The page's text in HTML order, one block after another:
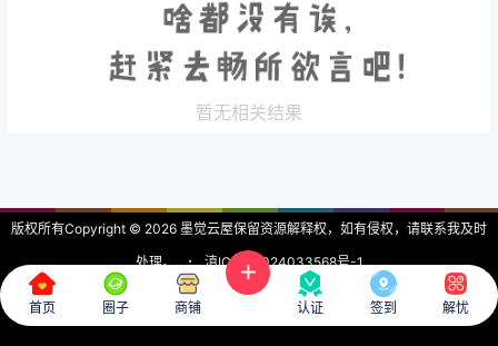
暂无相关结果
版权所有Copyright © 2026 墨觉云屋保留资源解释权，如有侵权，请联系我及时
处理。 ・ 滇ICP备2024033568号-1
查询 2 次，耗时 0.1999 秒
首页 圈子 商铺 认证 签到 解忧